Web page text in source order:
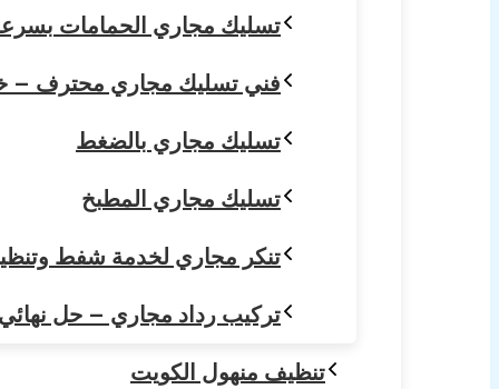
تسليك مجاري الحمامات بسرعة واحتراف –
فني تسليك مجاري محترف – خدمة سريعة 24
تسليك مجاري بالضغط
تسليك مجاري المطبخ
تنكر مجاري لخدمة شفط
تركيب رداد مجاري – حل نهائي
تنظيف منهول الكويت